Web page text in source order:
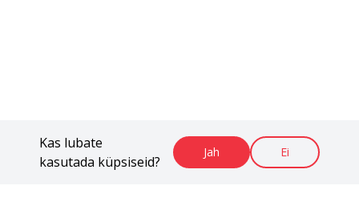
Kas lubate
kasutada küpsiseid?
Jah Ei